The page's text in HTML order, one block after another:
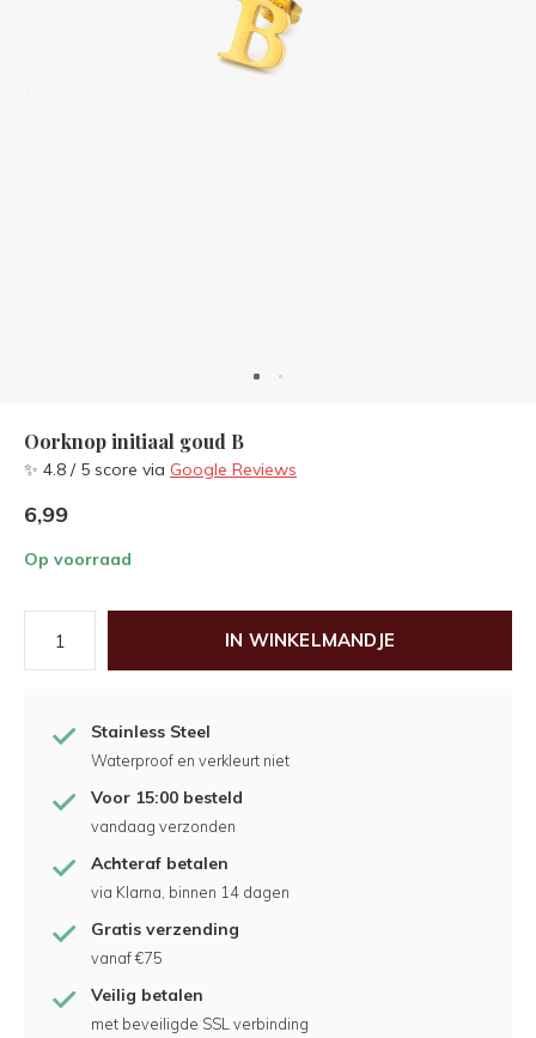
Oorknop initiaal goud B
✨ 4.8 / 5 score via Google Reviews
6,99
Op voorraad
IN WINKELMANDJE
Stainless Steel
Waterproof en verkleurt niet
Voor 15:00 besteld
vandaag verzonden
Achteraf betalen
via Klarna, binnen 14 dagen
Gratis verzending
vanaf €75
Veilig betalen
met beveiligde SSL verbinding